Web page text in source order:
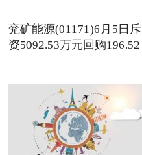
兖矿能源(01171)6月5日斥
资5092.53万元回购196.52